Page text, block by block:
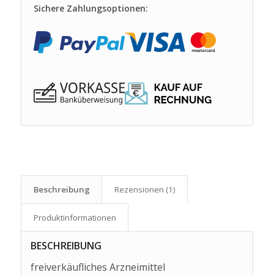
Sichere Zahlungsoptionen:
Beschreibung Rezensionen (1)
Produkt­informationen
BESCHREIBUNG
freiverkäufliches Arzneimittel